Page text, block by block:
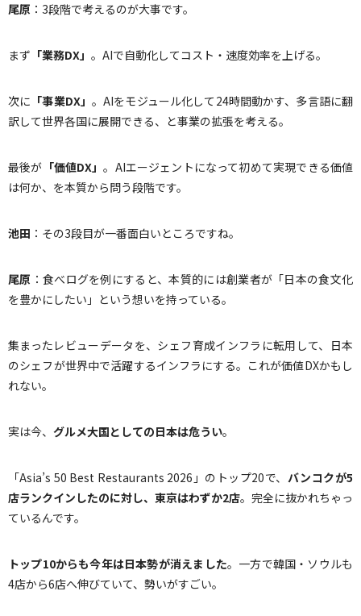
尾原 ：3段階で考えるのが大事です。
まず 「業務DX」 。AIで自動化してコスト・速度効率を上げる。
次に 「事業DX」 。AIをモジュール化して24時間動かす、多言語に翻
訳して世界各国に展開できる、と事業の拡張を考える。
最後が 「価値DX」。AIエージェントになって初めて実現できる価値
は何か、を本質から問う段階です。
池田 ：その3段目が一番面白いところですね。
尾原 ：食べログを例にすると、本質的には創業者が「日本の食文化
を豊かにしたい」という想いを持っている。
集まったレビューデータを、シェフ育成インフラに転用して、日本
のシェフが世界中で活躍するインフラにする。これが価値DXかもし
れない。
実は今、 グルメ大国としての日本は危うい。
「Asia’s 50 Best Restaurants 2026」のトップ20で、 バンコクが5
店ランクインしたのに対し、東京はわずか2店。完全に抜かれちゃっ
ているんです。
トップ10からも今年は日本勢が消えました。一方で韓国・ソウルも
4店から6店へ伸びていて、勢いがすごい。